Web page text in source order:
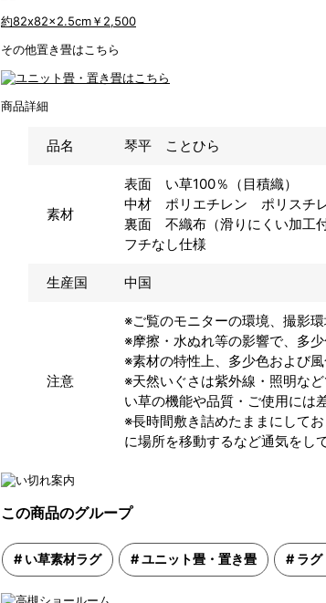
約82x82x2.5cm￥2,500
その他置き畳はこちら
商品詳細
品名 琴平 ことひら
素材
表面 い草100％（目積織）
中材 ポリエチレン ポリスチ
裏面 不織布（滑りにくい加工
フチなし仕様
生産国 中国
注意
※ご覧のモニターの環境、撮影
※摩擦・水ぬれ等の影響で、多
※素材の特性上、多少色および
※天然いぐさは紫外線・照明な
い草の機能や品質・ご使用には
※長時間敷き詰めたままにして
に場所を移動するなど通気をし
この商品のグループ
い草素材ラグ ユニット畳・置き畳 ラグ